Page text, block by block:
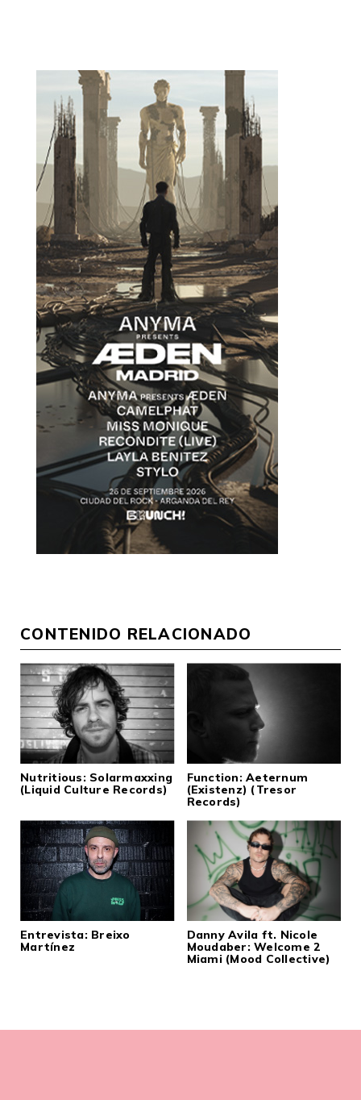
CONTENIDO RELACIONADO
Nutritious: Solarmaxxing
(Liquid Culture Records)
Function: Aeternum
(Existenz) (Tresor
Records)
Entrevista: Breixo
Martínez
Danny Avila ft. Nicole
Moudaber: Welcome 2
Miami (Mood Collective)